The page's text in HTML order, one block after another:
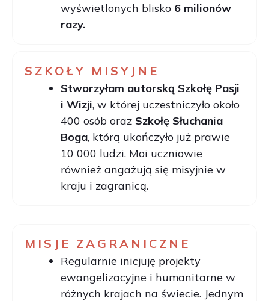
wyświetlonych blisko 6 milionów
razy.
SZKOŁY MISYJNE
Stworzyłam autorską Szkołę Pasji
i Wizji, w której uczestniczyło około
400 osób oraz Szkołę Słuchania
Boga, którą ukończyło już prawie
10 000 ludzi. Moi uczniowie
również angażują się misyjnie w
kraju i zagranicą.
MISJE ZAGRANICZNE
Regularnie inicjuję projekty
ewangelizacyjne i humanitarne w
różnych krajach na świecie. Jednym